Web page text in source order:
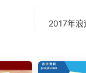
2017年浪